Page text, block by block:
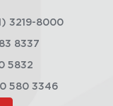
3219-8000
8337
5832
580 3346